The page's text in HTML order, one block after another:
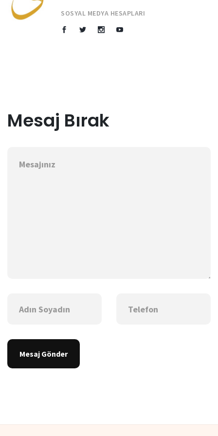
SOSYAL MEDYA HESAPLARI
Mesaj Bırak
Mesaj Gönder